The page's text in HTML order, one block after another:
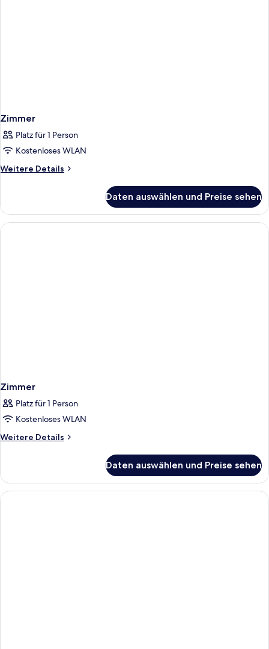
Zimmer
Platz für 1 Person
Kostenloses WLAN
Weitere Details
Weitere
Daten auswählen und Preise sehen
Zimmer
Platz für 1 Person
Kostenloses WLAN
Weitere Details
Weitere
Daten auswählen und Preise sehen